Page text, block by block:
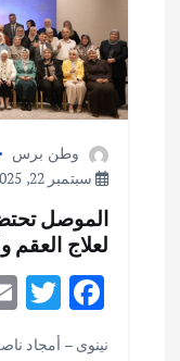
وطن برس
سبتمبر 22, 2025
الموصل
لعلاج العقم
F
ac
T
w نينوى – أمجاد